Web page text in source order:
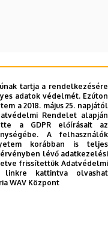
tartja a rendelkezésére
adatok védelmét. Ezúton
a 2018. május 25. napjától
Rendelet alapján
a GDPR előírásait az
A felhasználók
korábban is teljes
lévő adatkezelési
frissítettük Adatvédelmi
linkre kattintva olvashat
WAV Központ